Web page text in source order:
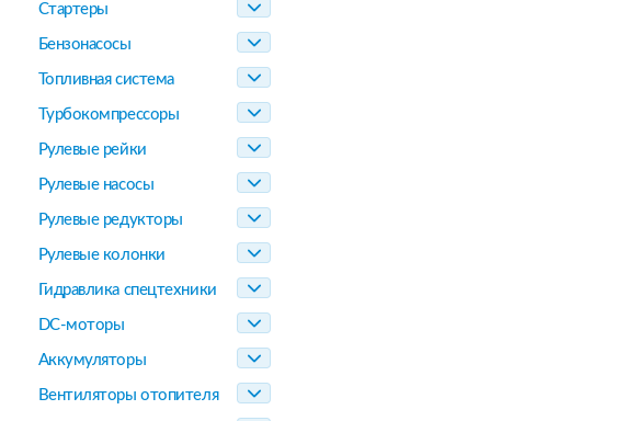
Стартеры
Бензонасосы
Топливная система
Турбокомпрессоры
Рулевые рейки
Рулевые насосы
Рулевые редукторы
Рулевые колонки
Гидравлика спецтехники
DC-моторы
Аккумуляторы
Вентиляторы отопителя